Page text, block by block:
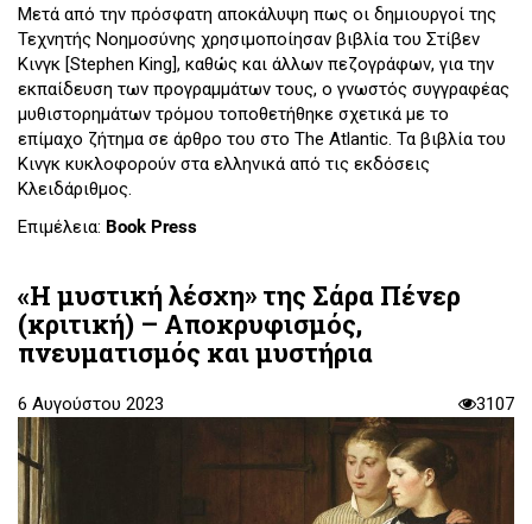
Μετά από την πρόσφατη αποκάλυψη πως οι δημιουργοί της
Τεχνητής Νοημοσύνης χρησιμοποίησαν βιβλία του Στίβεν
Κινγκ [Stephen King], καθώς και άλλων πεζογράφων, για την
εκπαίδευση των προγραμμάτων τους, ο γνωστός συγγραφέας
μυθιστορημάτων τρόμου τοποθετήθηκε σχετικά με το
επίμαχο ζήτημα σε άρθρο του στο The Atlantic. Τα βιβλία του
Κινγκ κυκλοφορούν στα ελληνικά από τις εκδόσεις
Κλειδάριθμος.
Επιμέλεια: Book Press
«Η μυστική λέσχη» της Σάρα Πένερ
(κριτική) – Αποκρυφισμός,
πνευματισμός και μυστήρια
6 Αυγούστου 2023 3107